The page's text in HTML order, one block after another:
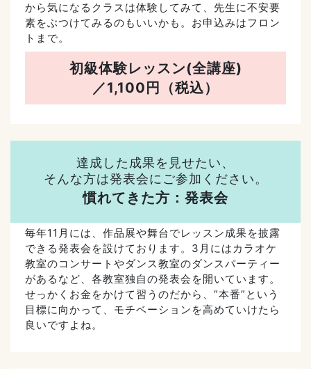
から気になるクラスは体験してみて、先生に不安要
素をぶつけてみるのもいいかも。お申込みはフロン
トまで。
初級体験レッスン(全講座)
／1,100円（税込）
達成した成果を見せたい、
そんな方は発表会にご参加ください。
慣れてきた方：発表会
毎年11月には、作品展や舞台でレッスン成果を披露
できる発表会を設けております。3月にはカラオケ
教室のコンサートやダンス教室のダンスパーティー
があるなど、各教室独自の発表会を開いています。
せっかくお金をかけて習うのだから、”本番”という
目標に向かって、モチベーションを高めていけたら
良いですよね。